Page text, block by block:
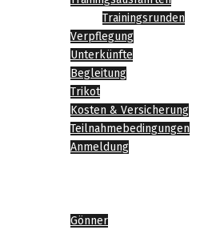
Trainingsrunden
Verpflegung
Unterkünfte
Begleitung
Trikot
Kosten & Versicherung
Teilnahmebedingungen
Anmeldung
Gönner